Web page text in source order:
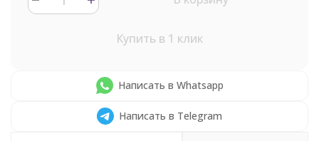
Купить в 1 клик
Написать в Whatsapp
Написать в Telegram